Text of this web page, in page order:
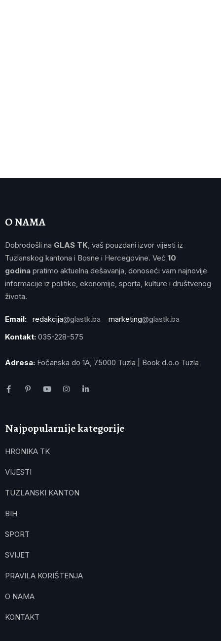
O NAMA
Dobrodošli na GLAS TK , vaš pouzdani izvor vijesti iz
Tuzlanskog kantona i Bosne i Hercegovine. Već 10
godina pratimo aktuelna dešavanja, donoseći vam najnovije
informacije iz politike, ekonomije, sporta, kulture i društvenog
života.
Email: redakcija@glastk.ba marketing@glastk.ba
Kontakt: 035-228-575
Adresa: Fočanska do 1A, 75000 Tuzla | Book d.o.o Tuzla
Najpopularnije kategorije
HRONIKA TK
VIJESTI
TUZLANSKI KANTON
BIH
SPORT
SVIJET
PRAVILA KORIŠTENJA
O NAMA
KONTAKT